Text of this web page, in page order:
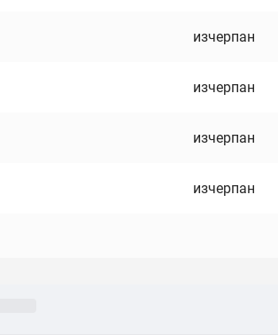
изчерпан
изчерпан
изчерпан
изчерпан